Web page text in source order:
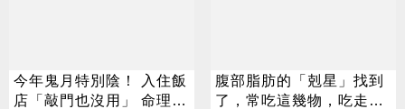
今年鬼月特別陰！ 入住飯
店「敲門也沒用」 命理老
腹部脂肪的「剋星」找到
了，常吃這幾物，吃走大